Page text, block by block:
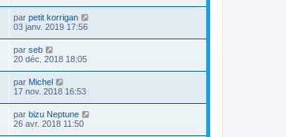
par petit korrigan
03 janv. 2019 17:56
par seb
20 déc. 2018 18:05
par Michel
17 nov. 2018 16:53
par bizu Neptune
26 avr. 2018 11:50